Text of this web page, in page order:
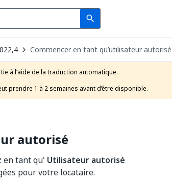
search
Search
Commencer en tant qu’utilisateur autorisé
à l’aide de la traduction automatique.
prendre 1 à 2 semaines avant d’être disponible.
autorisé
en tant qu' Utilisateur autorisé
pour votre locataire.